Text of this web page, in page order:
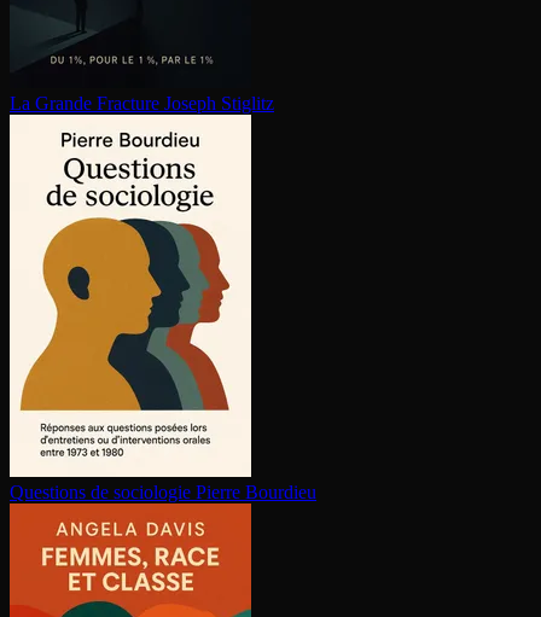
La Grande Fracture Joseph Stiglitz
Questions de sociologie Pierre Bourdieu